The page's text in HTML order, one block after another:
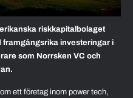
riskkapitalbolaget
framgångsrika investeringar i
som Norrsken VC och
ett företag inom power tech,